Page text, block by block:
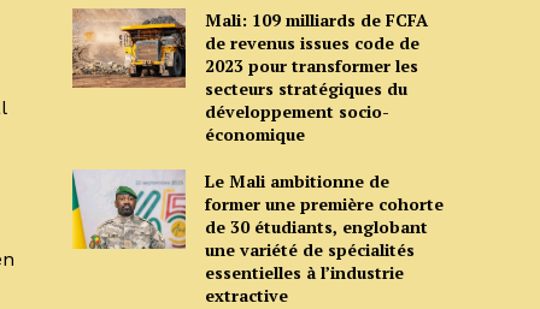
Mali: 109 milliards de FCFA
de revenus issues code de
2023 pour transformer les
secteurs stratégiques du
développement socio-
économique
Le Mali ambitionne de
former une première cohorte
de 30 étudiants, englobant
une variété de spécialités
essentielles à l’industrie
extractive